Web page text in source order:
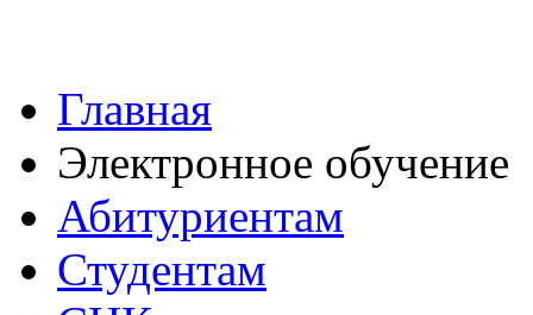
Главная
Электронное обучение
Абитуриентам
Студентам